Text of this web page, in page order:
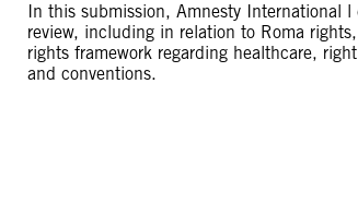
In this submission, Amnesty International
review, including in relation to Roma
rights framework regarding healthcare,
and conventions.